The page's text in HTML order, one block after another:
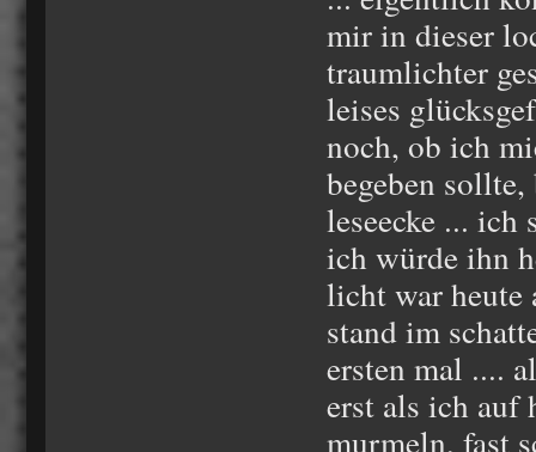
mir in dieser
traumlichter
leises
noch, ob ich
begeben
leseecke ... ich
ich würde ihn
licht war heute
stand im
ersten mal ....
erst als ich auf
murmeln, fast